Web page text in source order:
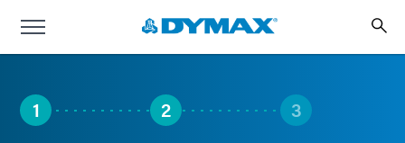
1 2 3